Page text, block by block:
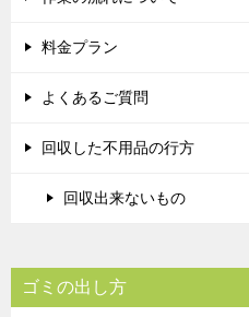
料金プラン
よくあるご質問
回収した不用品の行方
回収出来ないもの
ゴミの出し方